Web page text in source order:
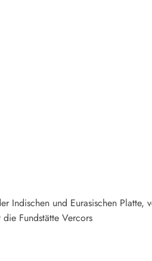
Indischen und Eurasischen Platte,
Fundstätte Vercors